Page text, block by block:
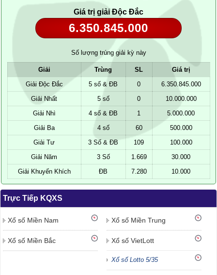
Giá trị giải Độc Đắc
6.350.845.000
Số lượng trúng giải kỳ này
Giải Trùng SL
Giá trị
Giải Độc Đắc
5 số & ĐB 0
6.350.845.000
Giải Nhất
5 số 0
10.000.000
Giải Nhì
4 số & ĐB 1
5.000.000
Giải Ba
4 số 60
500.000
Giải Tư
3 Số & ĐB 109
100.000
Giải Năm
3 Số 1.669
30.000
Giải Khuyến Khích
ĐB 7.280 10.000
Trực Tiếp KQXS
Xổ số Miền Nam Xổ số Miền Trung
Xổ số Miền Bắc Xổ số VietLott
Xổ số Lotto 5/35